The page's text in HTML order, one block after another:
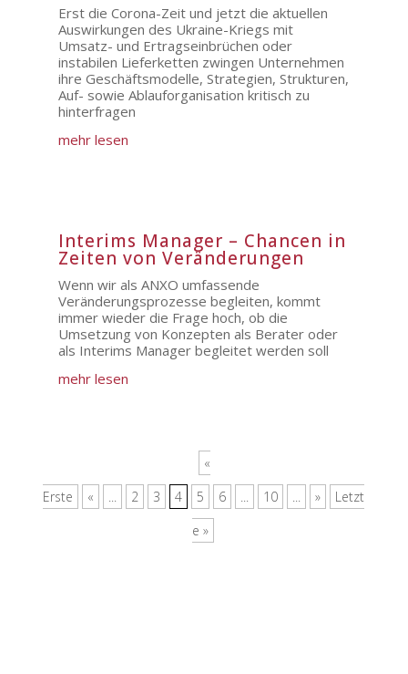
Erst die Corona-Zeit und jetzt die aktuellen
Auswirkungen des Ukraine-Kriegs mit
Umsatz- und Ertragseinbrüchen oder
instabilen Lieferketten zwingen Unternehmen
ihre Geschäftsmodelle, Strategien, Strukturen,
Auf- sowie Ablauforganisation kritisch zu
hinterfragen
mehr lesen
Interims Manager – Chancen in
Zeiten von Veränderungen
Wenn wir als ANXO umfassende
Veränderungsprozesse begleiten, kommt
immer wieder die Frage hoch, ob die
Umsetzung von Konzepten als Berater oder
als Interims Manager begleitet werden soll
mehr lesen
«
Erste
« ... 2 3 4 5 6 ... 10 ... »
Letzt
e »